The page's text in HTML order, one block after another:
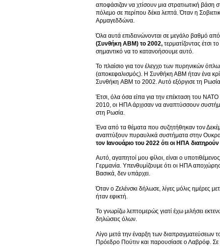
αποφάσιζαν να χτίσουν μια στρατιωτική
πόλεμο σε περίπου δέκα λεπτά. Όταν η
Αρμαγεδδώνα.
Όλα αυτά επιδεινώνονται σε μεγάλο βαθμό
(Συνθήκη ABM) το 2002, τερματίζοντας έτσι
σημαντικό να το κατανοήσουμε αυτό.
Το πλαίσιο για τον έλεγχο των πυρηνικών
(αποκεφαλισμός). Η Συνθήκη ΑΒΜ ήταν ένα
Συνθήκη ABM το 2002. Αυτό εξόργισε τη
Έτσι, όλα όσα είπα για την επέκταση του
2010, οι ΗΠΑ άρχισαν να αναπτύσσουν
στη Ρωσία.
Ένα από τα θέματα που συζητήθηκαν τον
αναπτύξουν πυραυλικά συστήματα στην
τον Ιανουάριο του 2022 ότι οι ΗΠΑ
Αυτό, αγαπητοί μου φίλοι, είναι ο
Γερμανία. Υπενθυμίζουμε ότι οι ΗΠΑ
Βασικά, δεν υπάρχει.
Όταν ο Ζελένσκι δήλωσε, λίγες μόλις ημέρες
ήταν εφικτή.
Το γνωρίζω λεπτομερώς γιατί έχω μιλήσει
δηλώσεις όλων.
Λίγο μετά την έναρξη των διαπραγματεύσεων
Πρόεδρο Πούτιν και παρουσίασε ο Λαβρόφ.